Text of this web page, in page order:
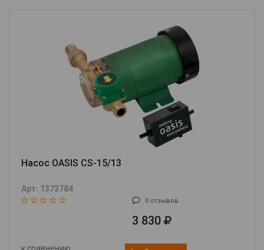
Насос OASIS CS-15/13
Арт. 1373784
0 отзывов
3 830